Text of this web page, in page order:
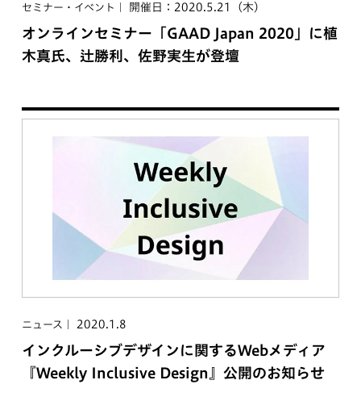
セミナー・イベント 開催日：2020.5.21（木）
オンラインセミナー「GAAD Japan 2020」に植
木真氏、辻勝利、佐野実生が登壇
ニュース 2020.1.8
インクルーシブデザインに関するWebメディア
『Weekly Inclusive Design』公開のお知らせ